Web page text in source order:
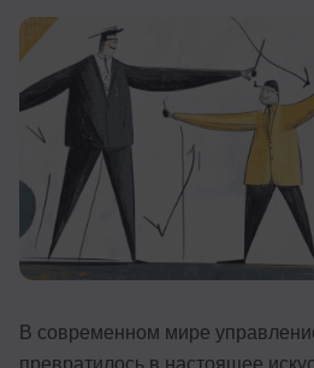
В современном мире
превратилось в настоящее
Иностранные языки
Soft Skills
ДПО
Детям
Акции и промокоды
Рейтинг онлайн-школ